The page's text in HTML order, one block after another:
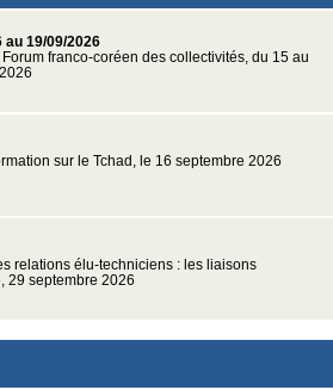
au 19/09/2026
franco-coréen des collectivités, du 15 au
sur le Tchad, le 16 septembre 2026
relations élu-techniciens : les liaisons
29 septembre 2026